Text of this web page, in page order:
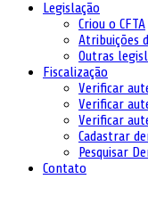
Legislação
Criou o CFTA
Atribuições
Outras
Fiscalização
Verificar
Verificar
Verificar
Cadastrar
Pesquisar
Contato